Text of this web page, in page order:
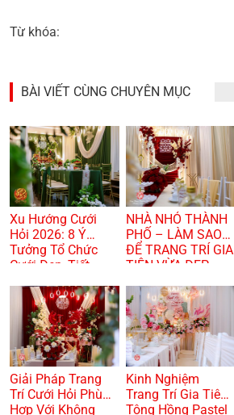
Từ khóa:
BÀI VIẾT CÙNG CHUYÊN MỤC
Xu Hướng Cưới
Hỏi 2026: 8 Ý
Tưởng Tổ Chức
Cưới Đẹp, Tiết
NHÀ NHỎ THÀNH
PHỐ – LÀM SAO
ĐỂ TRANG TRÍ GIA
TIÊN VỪA ĐẸP
TRỌNG? 🏠🌸
Giải Pháp Trang
Trí Cưới Hỏi Phù
Hợp Với Không
Kinh Nghiệm
Trang Trí Gia Tiên
Tông Hồng Pastel